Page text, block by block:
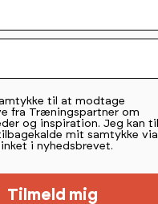
til at modtage
fra Træningspartner om
og inspiration. Jeg kan til
mit samtykke via
i nyhedsbrevet.
Tilmeld mig